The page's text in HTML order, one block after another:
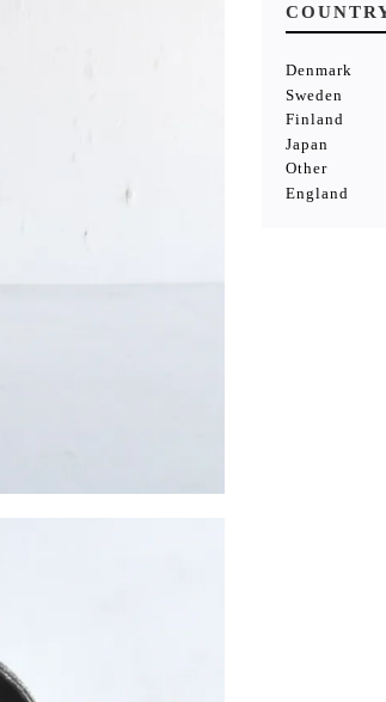
Denmark
Sweden
Finland
Japan
Other
England